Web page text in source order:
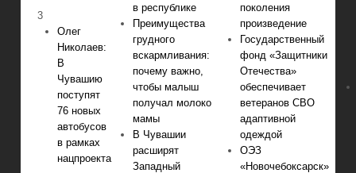
3
Олег
Николаев:
В
Чувашию
поступят
76 новых
автобусов
в рамках
нацпроекта
в республике
Преимущества
грудного
вскармливания:
почему важно,
чтобы малыш
получал молоко
мамы
В Чувашии
расширят
Западный
поколения
произведение
Государственный
фонд «Защитники
Отечества»
обеспечивает
ветеранов СВО
адаптивной
одеждой
ОЭЗ
«Новочебоксарск»